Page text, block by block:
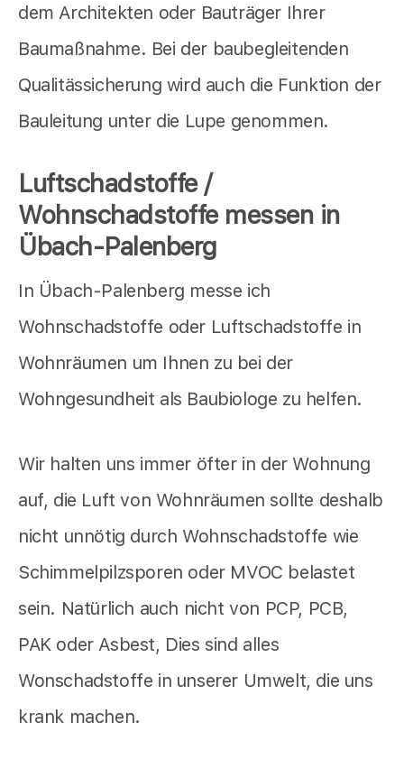
dem Architekten oder Bauträger Ihrer
Baumaßnahme. Bei der baubegleitenden
Qualitässicherung wird auch die Funktion der
Bauleitung unter die Lupe genommen.
Luftschadstoffe /
Wohnschadstoffe messen in
Übach-Palenberg
In Übach-Palenberg messe ich
Wohnschadstoffe oder Luftschadstoffe in
Wohnräumen um Ihnen zu bei der
Wohngesundheit als Baubiologe zu helfen.
Wir halten uns immer öfter in der Wohnung
auf, die Luft von Wohnräumen sollte deshalb
nicht unnötig durch Wohnschadstoffe wie
Schimmelpilzsporen oder MVOC belastet
sein. Natürlich auch nicht von PCP, PCB,
PAK oder Asbest, Dies sind alles
Wonschadstoffe in unserer Umwelt, die uns
krank machen.